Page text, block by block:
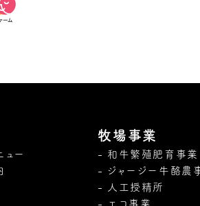
ュー
牧場事業
和牛繁殖肥育事業
ジャージー牛酪農
人工授精所
エコ事業